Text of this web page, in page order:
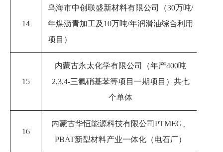
14
乌海市中创联盛新材料有限公司（30万吨/
年煤沥青加工及10万吨/年润滑油综合利用
项目）
15
内蒙古永太化学有限公司（年产400吨
2,3,4-三氟硝基苯等项目一期项目 ）共七
个单体
16
内蒙古华恒能源科技有限公司PTMEG、
PBAT新型材料产业一体化（电石厂）